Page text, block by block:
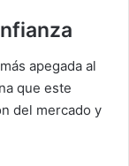
apegada al
que este
del mercado y